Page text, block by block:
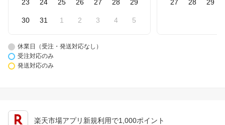
23 24 25 26 27 28 29
30 31 1 2 3 4 5
27 28 29
休業日（受注・発送対応なし）
受注対応のみ
発送対応のみ
楽天市場アプリ新規利用で1,000ポイント